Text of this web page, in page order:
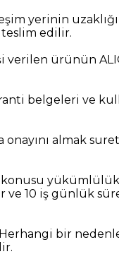
yerinin
edilir.
verilen ürünün
belgeleri ve
almak
konusu
10 iş günlük
bir